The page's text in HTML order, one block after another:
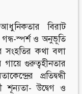
বিরাট
গন্ধ-স্পর্শ ও অনুভূতি
সংহতির কথা বলা
গুরুত্বহীনতার
প্রতিদ্বন্ধী
শূন্যতা- উদ্বেগ ও